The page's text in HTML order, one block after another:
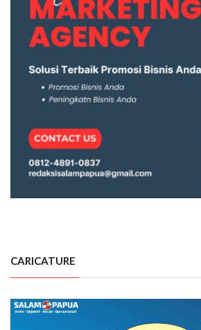
CARICATURE